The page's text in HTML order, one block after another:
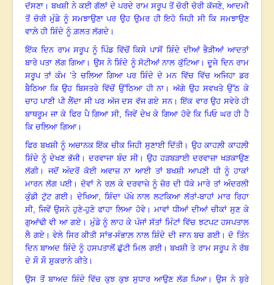
ਦੱਸਣਾ । ਬਖਸ਼ੀ ਨੇ ਕਈ ਗੱਲਾਂ ਦੇ ਪਰਦੇ ਰਾਮ ਸਰੂਪ ਤੋਂ ਚੋਰੀ ਚੋਰੀ ਕੱਜਣੇ, ਆਦਮੀ
ਤੋਂ ਚੋਰੀ ਮੁੰਡੇ ਨੂੰ ਸਮਝਾਉਣਾ ਪਰ ਉਹ ਉਮਰ ਹੀ ਇਹੋ ਜਿਹੀ ਸੀ ਕਿ ਸਮਝਾਉਣ
ਵਾਲ਼ੇ ਹੀ ਸ਼ਿੰਦੇ ਨੂੰ ਗ਼ਲਤ ਲੱਗਦੇ ।
ਇੱਕ ਦਿਨ ਰਾਮ ਸਰੂਪ ਨੂੰ ਪਿੰਡ ਵਿੱਚੋਂ ਕਿਸੇ ਪਾਸੋਂ ਸ਼ਿੰਦੇ ਦੀਆਂ ਭੈੜੀਆਂ ਆਦਤਾਂ
ਬਾਰੇ ਪਤਾ ਲੱਗ ਗਿਆ। ਉਸ ਨੇ ਸ਼ਿੰਦੇ ਨੂੰ ਸੋਟੀਆਂ ਨਾਲ ਕੁੱਟਿਆ।ਦੂਜੇ ਦਿਨ ਰਾਮ
ਸਰੂਪ ਤਾਂ ਕੰਮ ’ਤੇ ਚਲਿਆ ਗਿਆ ਪਰ ਸ਼ਿੰਦੇ ਦੇ ਮਨ ਵਿੱਚ ਵਿੱਚ ਅਜਿਹਾ ਡਰ
ਬੈਠਿਆ ਕਿ ਉਹ ਬਿਸਤਰੇ ਵਿੱਚੋਂ ਉੱਠਿਆ ਹੀ ਨਾ। ਅੱਗੇ ਉਹ ਸਵਖਤੇ ਉੱਠ ਕੇ
ਚਾਹ ਪਾਣੀ ਪੀ ਲੈਂਦਾ ਸੀ ਪਰ ਅੱਜ ਦਸ ਵੱਜ ਗਏ ਸਨ।ਇੱਕ ਵਾਰ ਉਹ ਸਵੇਰੇ ਹੀ
ਬਾਥਰੂਮ ਜਾ ਕੇ ਫਿਰ ਪੈ ਗਿਆ ਸੀ, ਜਿਵੇਂ ਦੇਖ ਕੇ ਗਿਆ ਹੋਵੇ ਕਿ ਪਿਓ ਘਰ ਹੀ ਹੈ
ਕਿ ਚਲਿਆ ਗਿਆ।
ਫਿਰ ਬਖਸ਼ੀ ਨੂੰ ਅਚਾਨਕ ਇੱਕ ਚੀਕ ਜਿਹੀ ਸੁਣਾਈ ਦਿੱਤੀ। ਉਹ ਕਾਹਲ਼ੀ ਕਾਹਲ਼ੀ
ਸ਼ਿੰਦੇ ਨੂੰ ਦੇਖਣ ਭੱਜੀ। ਦਰਵਾਜਾ ਬੰਦ ਸੀ। ਉਹ ਹੜਬੜਾਈ ਦਰਵਾਜ਼ਾ ਖੜਕਾਉਣ
ਲੱਗੀ। ਜਦੋਂ ਅੰਦਰੋਂ ਕੋਈ ਅਵਾਜ਼ ਨਾ ਆਈ ਤਾਂ ਬਖਸ਼ੀ ਆਪਣੀ ਧੀ ਨੂੰ ਹਾਕਾਂ
ਮਾਰਨ ਲੱਗ ਪਈ। ਦੋਵਾਂ ਨੇ ਰਲ਼ ਕੇ ਦਰਵਾਜ਼ੇ ਨੂੰ ਜ਼ੋਰ ਦੀ ਧੱਕੇ ਮਾਰੇ ਤਾਂ ਅੰਦਰਲੀ
ਕੁੰਡੀ ਟੁੱਟ ਗਈ। ਦੇਖਿਆ, ਸ਼ਿੰਦਾ ਪੱਖੇ ਨਾਲ ਲਟਕਿਆ ਲੱਤਾਂ-ਬਾਹਾਂ ਮਾਰ ਰਿਹਾ
ਸੀ, ਜਿਵੇਂ ਉਸਨੇ ਹੁਣੇ-ਹੁਣੇ ਫਾਹਾ ਲਿਆ ਹੋਵੇ। ਮਾਵਾਂ ਧੀਆਂ ਦੀਆਂ ਚੀਕਾਂ ਸੁਣ ਕੇ
ਗੁਆਂਢੀ ਵੀ ਆ ਗਏ । ਮੁੰਡੇ ਨੂੰ ਲਾਹ ਕੇ ਪੰਜਾਂ ਸੱਤਾਂ ਮਿੰਟਾਂ ਵਿੱਚ ਝਟਪਟ ਹਸਪਤਾਲ
ਲੈ ਗਏ।ਵੇਲੇ ਸਿਰ ਕੀਤੀ ਸਾਂਭ-ਸੰਭਾਲ਼ ਨਾਲ ਸ਼ਿੰਦੇ ਦੀ ਜਾਨ ਬਚ ਗਈ।ਦੋ ਤਿੰਨ
ਦਿਨ ਬਾਅਦ ਸ਼ਿੰਦੇ ਨੂੰ ਹਸਪਤਾਲੋਂ ਛੁੱਟੀ ਮਿਲ ਗਈ। ਬਖਸ਼ੀ ਤੇ ਰਾਮ ਸਰੂਪ ਨੇ ਰੱਬ
ਦੇ ਸੌ ਸੌ ਸ਼ੁਕਰਾਨੇ ਕੀਤੇ।
ਉਸ ਤੋਂ ਬਾਅਦ ਸ਼ਿੰਦੇ ਵਿੱਚ ਕੁਝ ਕੁਝ ਸੁਧਾਰ ਆਉਣ ਲੱਗ ਪਿਆ। ਉਸ ਨੇ ਬੁਰੇ